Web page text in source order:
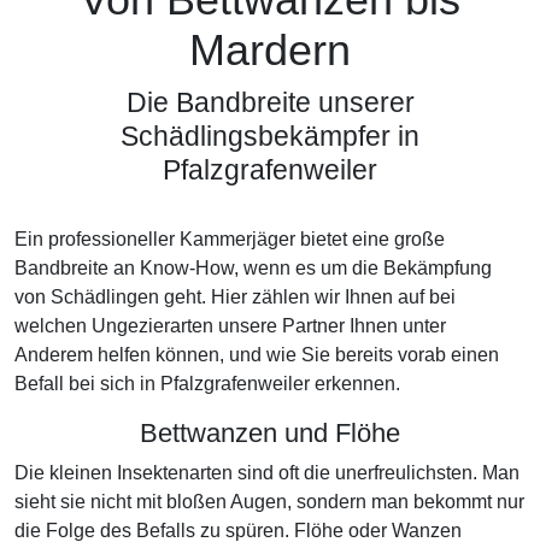
Mardern
Die Bandbreite unserer
Schädlingsbekämpfer in
Pfalzgrafenweiler
Ein professioneller Kammerjäger bietet eine große
Bandbreite an Know-How, wenn es um die Bekämpfung
von Schädlingen geht. Hier zählen wir Ihnen auf bei
welchen Ungezierarten unsere Partner Ihnen unter
Anderem helfen können, und wie Sie bereits vorab einen
Befall bei sich in Pfalzgrafenweiler erkennen.
Bettwanzen und Flöhe
Die kleinen Insektenarten sind oft die unerfreulichsten. Man
sieht sie nicht mit bloßen Augen, sondern man bekommt nur
die Folge des Befalls zu spüren. Flöhe oder Wanzen